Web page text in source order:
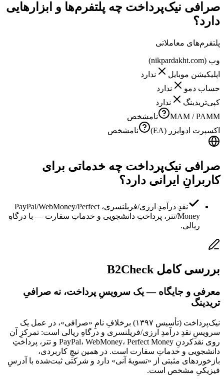
صرافی نیک‌پرداخت چه پلتفرم‌ها و ابزارهایی
دارد؟
پلتفرم‌های معاملاتی
وب (nikpardakht.com)
اپلیکیشن موبایل
ندارد
حساب دمو
ندارد
کپی‌تریدینگ
ندارد
MAM / PAMM
نامشخص
اکسپرت ادوایزر (EA)
نامشخص
صرافی نیک‌پرداخت چه خدماتی برای
کاربرانِ ایرانی دارد؟
نقدِ درآمدِ ارزی/فریلنسری، PayPal/WebMoney/Perfect
Money/تتر، پرداختِ دانشجویی و خدماتِ سفارت — با درگاهِ
ریالی.
بررسی کامل B2Check
معرفی و جایگاه — یک سرویسِ پرداخت، نه صرافیِ
تریدینگ
نیک‌پرداخت (تأسیس ۱۳۹۷) برخلافِ نامِ «صرافی»، در عمل یک
سرویسِ نقدِ درآمدِ ارزی/فریلنسری و درگاهِ ریالی است: تمرکزِ آن
روی نقدکردنِ PayPal، WebMoney، Perfect Money و تتر، پرداختِ
دانشجویی و خدماتِ سفارت است. در همین نیچِ کاربردی،
بازخوردهای مثبتی از «تسویهٔ آنی» دارد و شرکتی ثبت‌شده با آدرسِ
فیزیکیِ مشخص است.